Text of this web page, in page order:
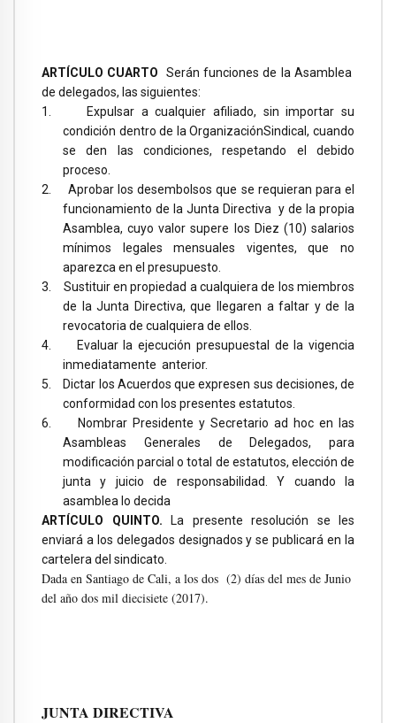
ARTÍCULO CUARTO
Serán funciones de la Asamblea
de delegados, las siguientes:
1.
Expulsar a cualquier afiliado, sin importar su
condición dentro de la OrganizaciónSindical, cuando
se den las condiciones, respetando el debido
proceso.
2.
Aprobar los desembolsos que se requieran para el
funcionamiento de la Junta Directiva y de la propia
Asamblea, cuyo valor supere los Diez (10) salarios
mínimos legales mensuales vigentes, que no
aparezca en el presupuesto.
3.
Sustituir en propiedad a cualquiera de los miembros
de
la Junta Directiva, que llegaren a faltar y de la
revocatoria de cualquiera de ellos.
4.
Evaluar la ejecución presupuestal de la vigencia
inmediatamente anterior.
5.
Dictar los Acuerdos que expresen sus decisiones, de
conformidad con los presentes estatutos.
6.
Nombrar Presidente y Secretario ad hoc en las
Asambleas Generales de Delegados, para
modificación parcial o total de estatutos, elección de
junta y juicio de responsabilidad. Y cuando la
asamblea lo decida
ARTÍCULO QUINTO. La presente resolución se les
enviará a los delegados designados y se publicará en la
cartelera del sindicato.
Dada en Santiago de Cali, a los dos (2) días del mes de Junio
del año dos mil diecisiete (2017).
JUNTA DIRECTIVA